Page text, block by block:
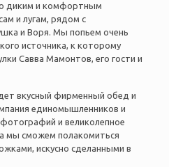
диким и комфортным
и лугам, рядом с
и Воря. Мы попьем очень
источника, к которому
Савва Мамонтов, его гости и
вкусный фирменный обед и
единомышленников и
и великолепное
мы сможем полакомиться
искусно сделанными в